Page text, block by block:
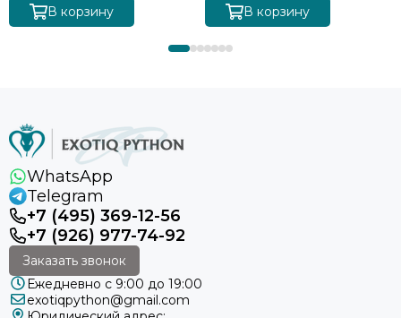
В корзину В корзину
WhatsApp
Telegram
+7 (495) 369-12-56
+7 (926) 977-74-92
Заказать звонок
Ежедневно с 9:00 до 19:00
exotiqpython@gmail.com